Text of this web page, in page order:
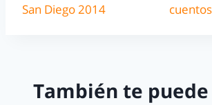
San Diego 2014
También te puede